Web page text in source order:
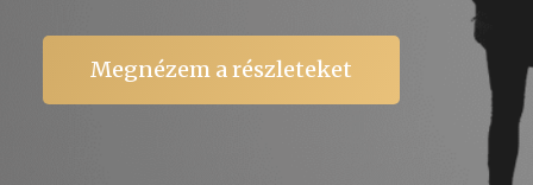
Megnézem a részleteket